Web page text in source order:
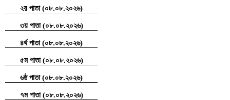
২য় পাতা (০৮.০৮.২০২৬)
৩য় পাতা (০৮.০৮.২০২৬)
৪র্থ পাতা (০৮.০৮.২০২৬)
৫ম পাতা (০৮.০৮.২০২৬)
৬ষ্ঠ পাতা (০৮.০৮.২০২৬)
৭ম পাতা (০৮.০৮.২০২৬)